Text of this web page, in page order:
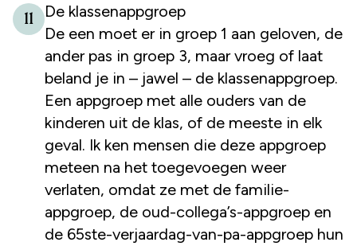
11
De klassenappgroep
De een moet er in groep 1 aan geloven, de
ander pas in groep 3, maar vroeg of laat
beland je in – jawel – de klassenappgroep.
Een appgroep met alle ouders van de
kinderen uit de klas, of de meeste in elk
geval. Ik ken mensen die deze appgroep
meteen na het toegevoegen weer
verlaten, omdat ze met de familie-
appgroep, de oud-collega’s-appgroep en
de 65ste-verjaardag-van-pa-appgroep hun